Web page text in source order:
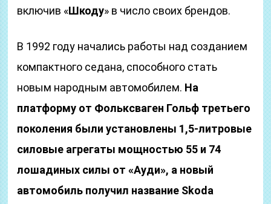
включив «Шкоду» в число своих брендов.
В 1992 году начались работы над созданием
компактного седана, способного стать
новым народным автомобилем. На
платформу от Фольксваген Гольф третьего
поколения были установлены 1,5-литровые
силовые агрегаты мощностью 55 и 74
лошадиных силы от «Ауди», а новый
автомобиль получил название Skoda